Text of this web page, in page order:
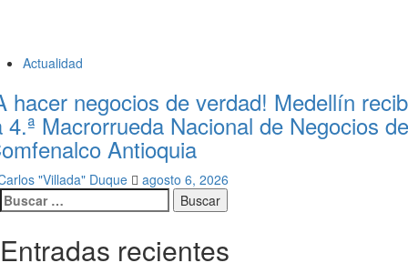
Actualidad
hacer negocios de verdad! Medellín
4.ª Macrorrueda Nacional de Negocios de
Antioquia
"Villada" Duque
agosto 6, 2026
Buscar:
Entradas recientes